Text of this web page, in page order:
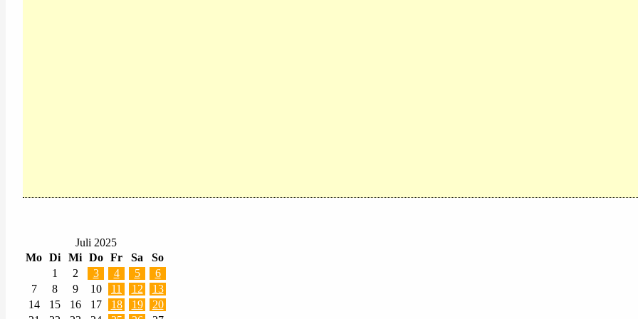
Juli 2025
Mo Di Mi Do Fr Sa
So
1
2 3 4 5
6
7
8 9 10 11 12
13
14
15 16 17 18 19
20